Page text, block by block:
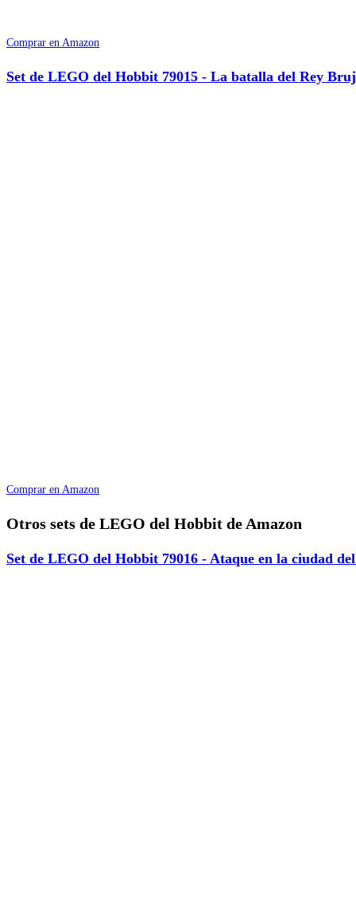
Comprar en Amazon
Set de LEGO del Hobbit 79015 - La batalla del Rey
Comprar en Amazon
Otros sets de LEGO del Hobbit de Amazon
Set de LEGO del Hobbit 79016 - Ataque en la ciudad